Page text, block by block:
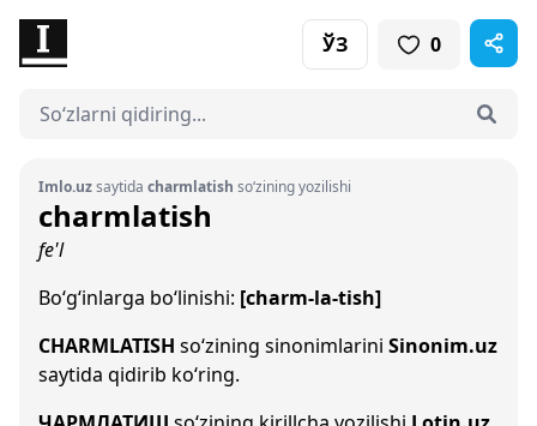
ЎЗ 0
Imlo.uzsaytida charmlatish so‘zining yozilishi
charmlatish
fe'l
Bo‘g‘inlarga bo‘linishi: [charm-la-tish]
CHARMLATISH so‘zining sinonimlarini Sinonim.uz
saytida qidirib ko‘ring.